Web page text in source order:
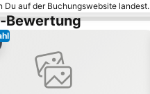
Du auf der Buchungswebsite landest.
Bewertung
hinzufügen